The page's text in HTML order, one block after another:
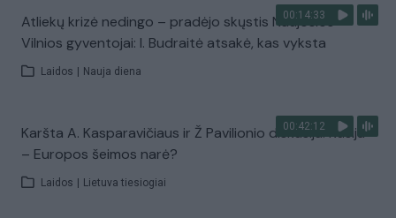
00:14:33
Atliekų krizė nedingo – pradėjo skųstis Naujosios
Vilnios gyventojai: I. Budraitė atsakė, kas vyksta
Laidos Nauja diena
00:42:12
Karšta A. Kasparavičiaus ir Ž Pavilionio diskusija: Rusija
– Europos šeimos narė?
Laidos Lietuva tiesiogiai